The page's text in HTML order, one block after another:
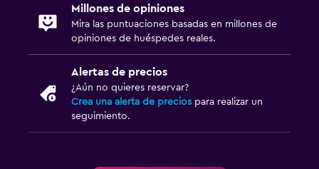
Millones de opiniones
Mira las puntuaciones basadas en millones de
opiniones de huéspedes reales.
Alertas de precios
¿Aún no quieres reservar?
Crea una alerta de precios para realizar un
seguimiento.